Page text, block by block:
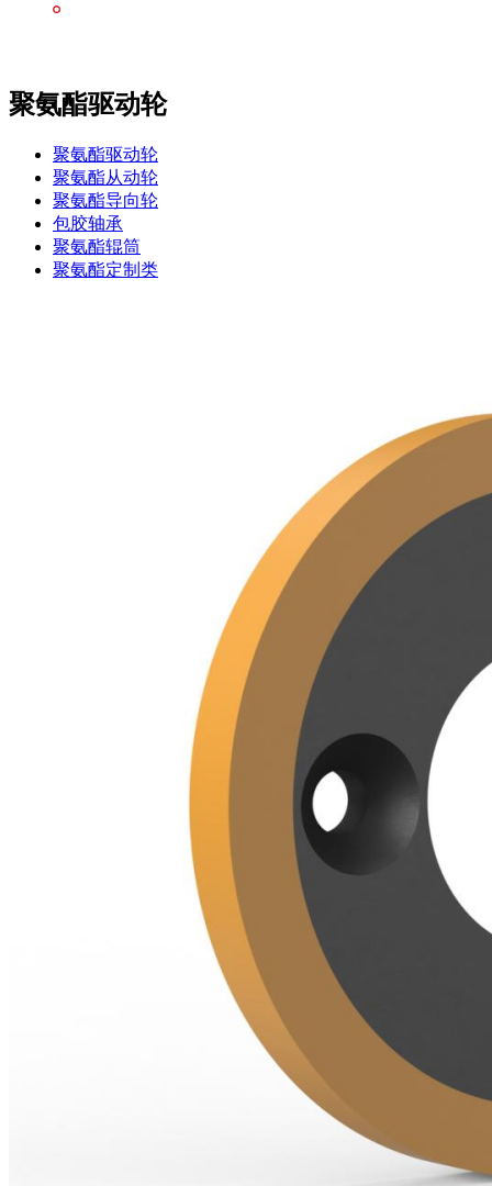
聚氨酯驱动轮
聚氨酯驱动轮
聚氨酯从动轮
聚氨酯导向轮
包胶轴承
聚氨酯辊筒
聚氨酯定制类